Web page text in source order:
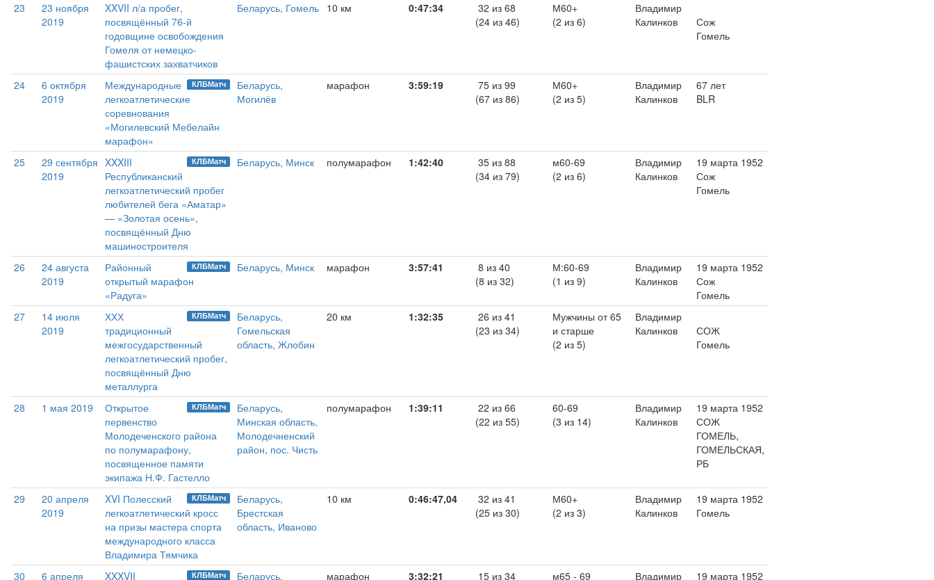
23
23 ноября
2019
XXVII л/а пробег,
посвящённый 76-й
годовщине освобождения
Гомеля от немецко-
фашистских захватчиков
Беларусь, Гомель 10 км 0:47:34
32 из 68
(24 из 46)
М60+
(2 из 6)
Владимир
Калинков
Сож
Гомель
24
6 октября
2019
КЛБМатч
Международные
легкоатлетические
соревнования
«Могилевский Мебелайн
марафон»
Беларусь,
Могилёв
марафон 3:59:19
75 из 99
(67 из 86)
М60+
(2 из 5)
Владимир
Калинков
67 лет
BLR
25
29 сентября
2019
КЛБМатч
XXXIII
Республиканский
легкоатлетический пробег
любителей бега «Аматар»
— «Золотая осень»,
посвящённый Дню
машиностроителя
Беларусь, Минск полумарафон 1:42:40
35 из 88
(34 из 79)
м60-69
(2 из 6)
Владимир
Калинков
19 марта 1952
Сож
Гомель
26
24 августа
2019
КЛБМатч
Районный
открытый марафон
«Радуга»
Беларусь, Минск марафон 3:57:41
8 из 40
(8 из 32)
М:60-69
(1 из 9)
Владимир
Калинков
19 марта 1952
Сож
Гомель
27
14 июля
2019
КЛБМатч
ХХХ
традиционный
межгосударственный
легкоатлетический пробег,
посвящённый Дню
металлурга
Беларусь,
Гомельская
область, Жлобин
20 км 1:32:35
26 из 41
(23 из 34)
Мужчины от 65
и старше
(2 из 5)
Владимир
Калинков
СОЖ
Гомель
28 1 мая 2019 КЛБМатч
Открытое
первенство
Молодеченского района
по полумарафону,
посвященное памяти
экипажа Н.Ф. Гастелло
Беларусь,
Минская область,
Молодечненский
район, пос. Чисть
полумарафон 1:39:11
22 из 66
(22 из 55)
60-69
(3 из 14)
Владимир
Калинков
19 марта 1952
СОЖ
ГОМЕЛЬ,
ГОМЕЛЬСКАЯ,
РБ
29
20 апреля
2019
КЛБМатч
XVI Полесский
легкоатлетический кросс
на призы мастера спорта
международного класса
Владимира Тямчика
Беларусь,
Брестская
область, Иваново
10 км 0:46:47,04
32 из 41
(25 из 30)
М60+
(2 из 3)
Владимир
Калинков
19 марта 1952
Гомель
30
6 апреля
КЛБМатч
XXXVII
Беларусь,
марафон 3:32:21
15 из 34
м65 - 69
Владимир
19 марта 1952